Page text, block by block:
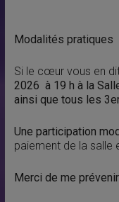
Modalités pratiques
Si le cœur vous en
2026 à 19 h à la
ainsi que tous les
Une participation
paiement de la salle
Merci de me